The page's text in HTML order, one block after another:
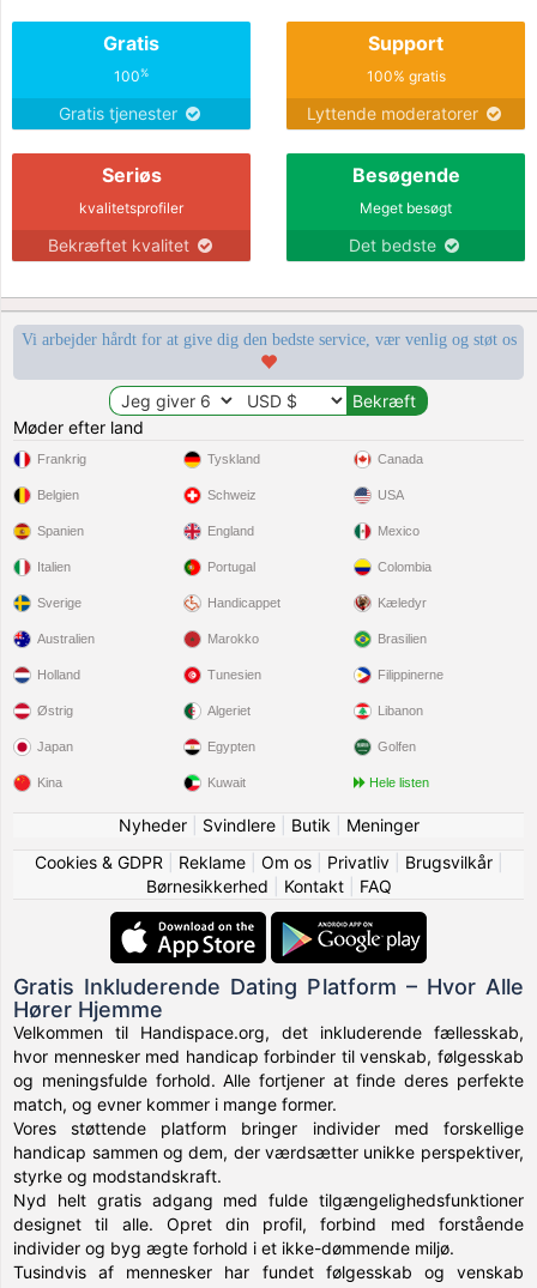
Gratis
100%
Gratis tjenester
Support
100% gratis
Lyttende moderatorer
Seriøs
kvalitetsprofiler
Bekræftet kvalitet
Besøgende
Meget besøgt
Det bedste
Vi arbejder hårdt for at give dig den bedste service, vær venlig og støt os
Møder efter land
Frankrig
Belgien
Spanien
Italien
Sverige
Tyskland
Schweiz
England
Portugal
Handicappet
Canada
USA
Mexico
Colombia
Kæledyr
Australien
Holland
Østrig
Japan
Kina
Marokko
Tunesien
Algeriet
Egypten
Kuwait
Brasilien
Filippinerne
Libanon
Golfen
Hele listen
Nyheder| Svindlere| Butik
Meninger
Cookies & GDPR
Reklame| Om os| Privatliv| Brugsvilkår|
Børnesikkerhed
Kontakt| FAQ
Gratis Inkluderende Dating Platform – Hvor Alle
Hører Hjemme
Velkommen til Handispace.org, det inkluderende fællesskab,
hvor mennesker med handicap forbinder til venskab, følgesskab
og meningsfulde forhold. Alle fortjener at finde deres perfekte
match, og evner kommer i mange former.
Vores støttende platform bringer individer med forskellige
handicap sammen og dem, der værdsætter unikke perspektiver,
styrke og modstandskraft.
Nyd helt gratis adgang med fulde tilgængelighedsfunktioner
designet til alle. Opret din profil, forbind med forstående
individer og byg ægte forhold i et ikke-dømmende miljø.
Tusindvis af mennesker har fundet følgesskab og venskab